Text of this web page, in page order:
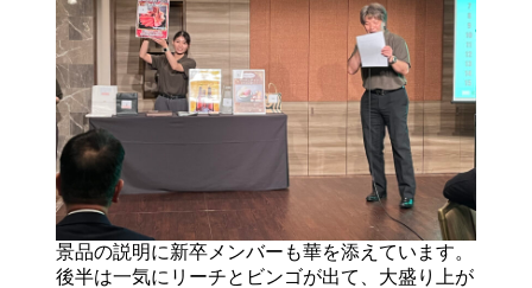
景品の説明に新卒メンバーも華を添えています。
後半は一気にリーチとビンゴが出て、大盛り上が